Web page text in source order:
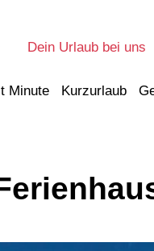
Dein Urlaub bei uns
Minute Kurzurlaub